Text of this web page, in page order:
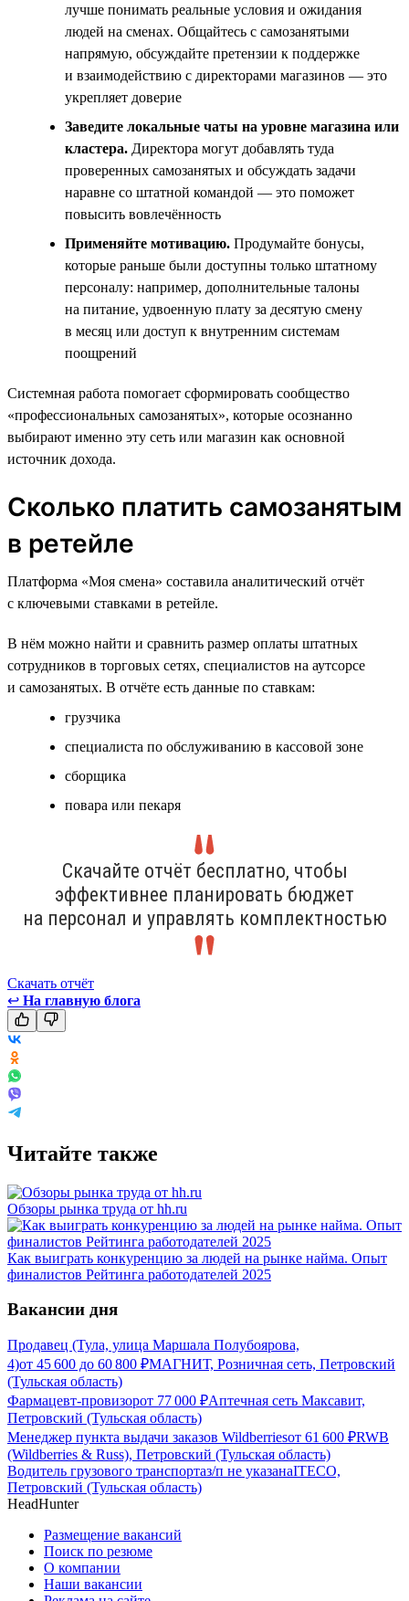
лучше понимать реальные условия и ожидания
людей на сменах. Общайтесь с самозанятыми
напрямую, обсуждайте претензии к поддержке
и взаимодействию с директорами магазинов — это
укрепляет доверие
Заведите локальные чаты на уровне магазина или
кластера. Директора могут добавлять туда
проверенных самозанятых и обсуждать задачи
наравне со штатной командой — это поможет
повысить вовлечённость
Применяйте мотивацию. Продумайте бонусы,
которые раньше были доступны только штатному
персоналу: например, дополнительные талоны
на питание, удвоенную плату за десятую смену
в месяц или доступ к внутренним системам
поощрений
Системная работа помогает сформировать сообщество
«профессиональных самозанятых», которые осознанно
выбирают именно эту сеть или магазин как основной
источник дохода.
Сколько платить самозанятым
в ретейле
Платформа «Моя смена» составила аналитический отчёт
с ключевыми ставками в ретейле.
В нём можно найти и сравнить размер оплаты штатных
сотрудников в торговых сетях, специалистов на аутсорсе
и самозанятых. В отчёте есть данные по ставкам:
грузчика
специалиста по обслуживанию в кассовой зоне
сборщика
повара или пекаря
Скачайте отчёт бесплатно, чтобы
эффективнее планировать бюджет
на персонал и управлять комплектностью
Скачать отчёт
↩ На главную блога
Читайте также
Обзоры рынка труда от hh.ru
Как выиграть конкуренцию за людей на рынке найма. Опыт
финалистов Рейтинга работодателей 2025
Вакансии дня
Продавец (Тула, улица Маршала Полубоярова,
4)от 45 600 до 60 800 ₽МАГНИТ, Розничная сеть, Петровский
(Тульская область)
Фармацевт-провизорот 77 000 ₽Аптечная сеть Максавит,
Петровский (Тульская область)
Менеджер пункта выдачи заказов Wildberriesот 61 600 ₽RWB
(Wildberries & Russ), Петровский (Тульская область)
Водитель грузового транспортаз/п не указанаITECO,
Петровский (Тульская область)
HeadHunter
Размещение вакансий
Поиск по резюме
О компании
Наши вакансии